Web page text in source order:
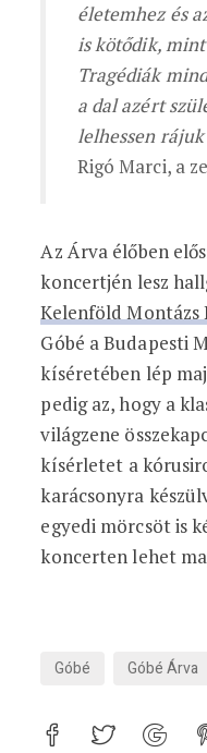
életemhez és
is kötődik,
Tragédiák
a dal azért
lelhessen
Rigó Marci, a
Az Árva élőben
koncertjén lesz
Kelenföld Montázs
Góbé a Budapesti
kíséretében lép
pedig az, hogy a
világzene
kísérletet a
karácsonyra
egyedi mörcsöt is
koncerten lehet
Góbé Góbé Árva